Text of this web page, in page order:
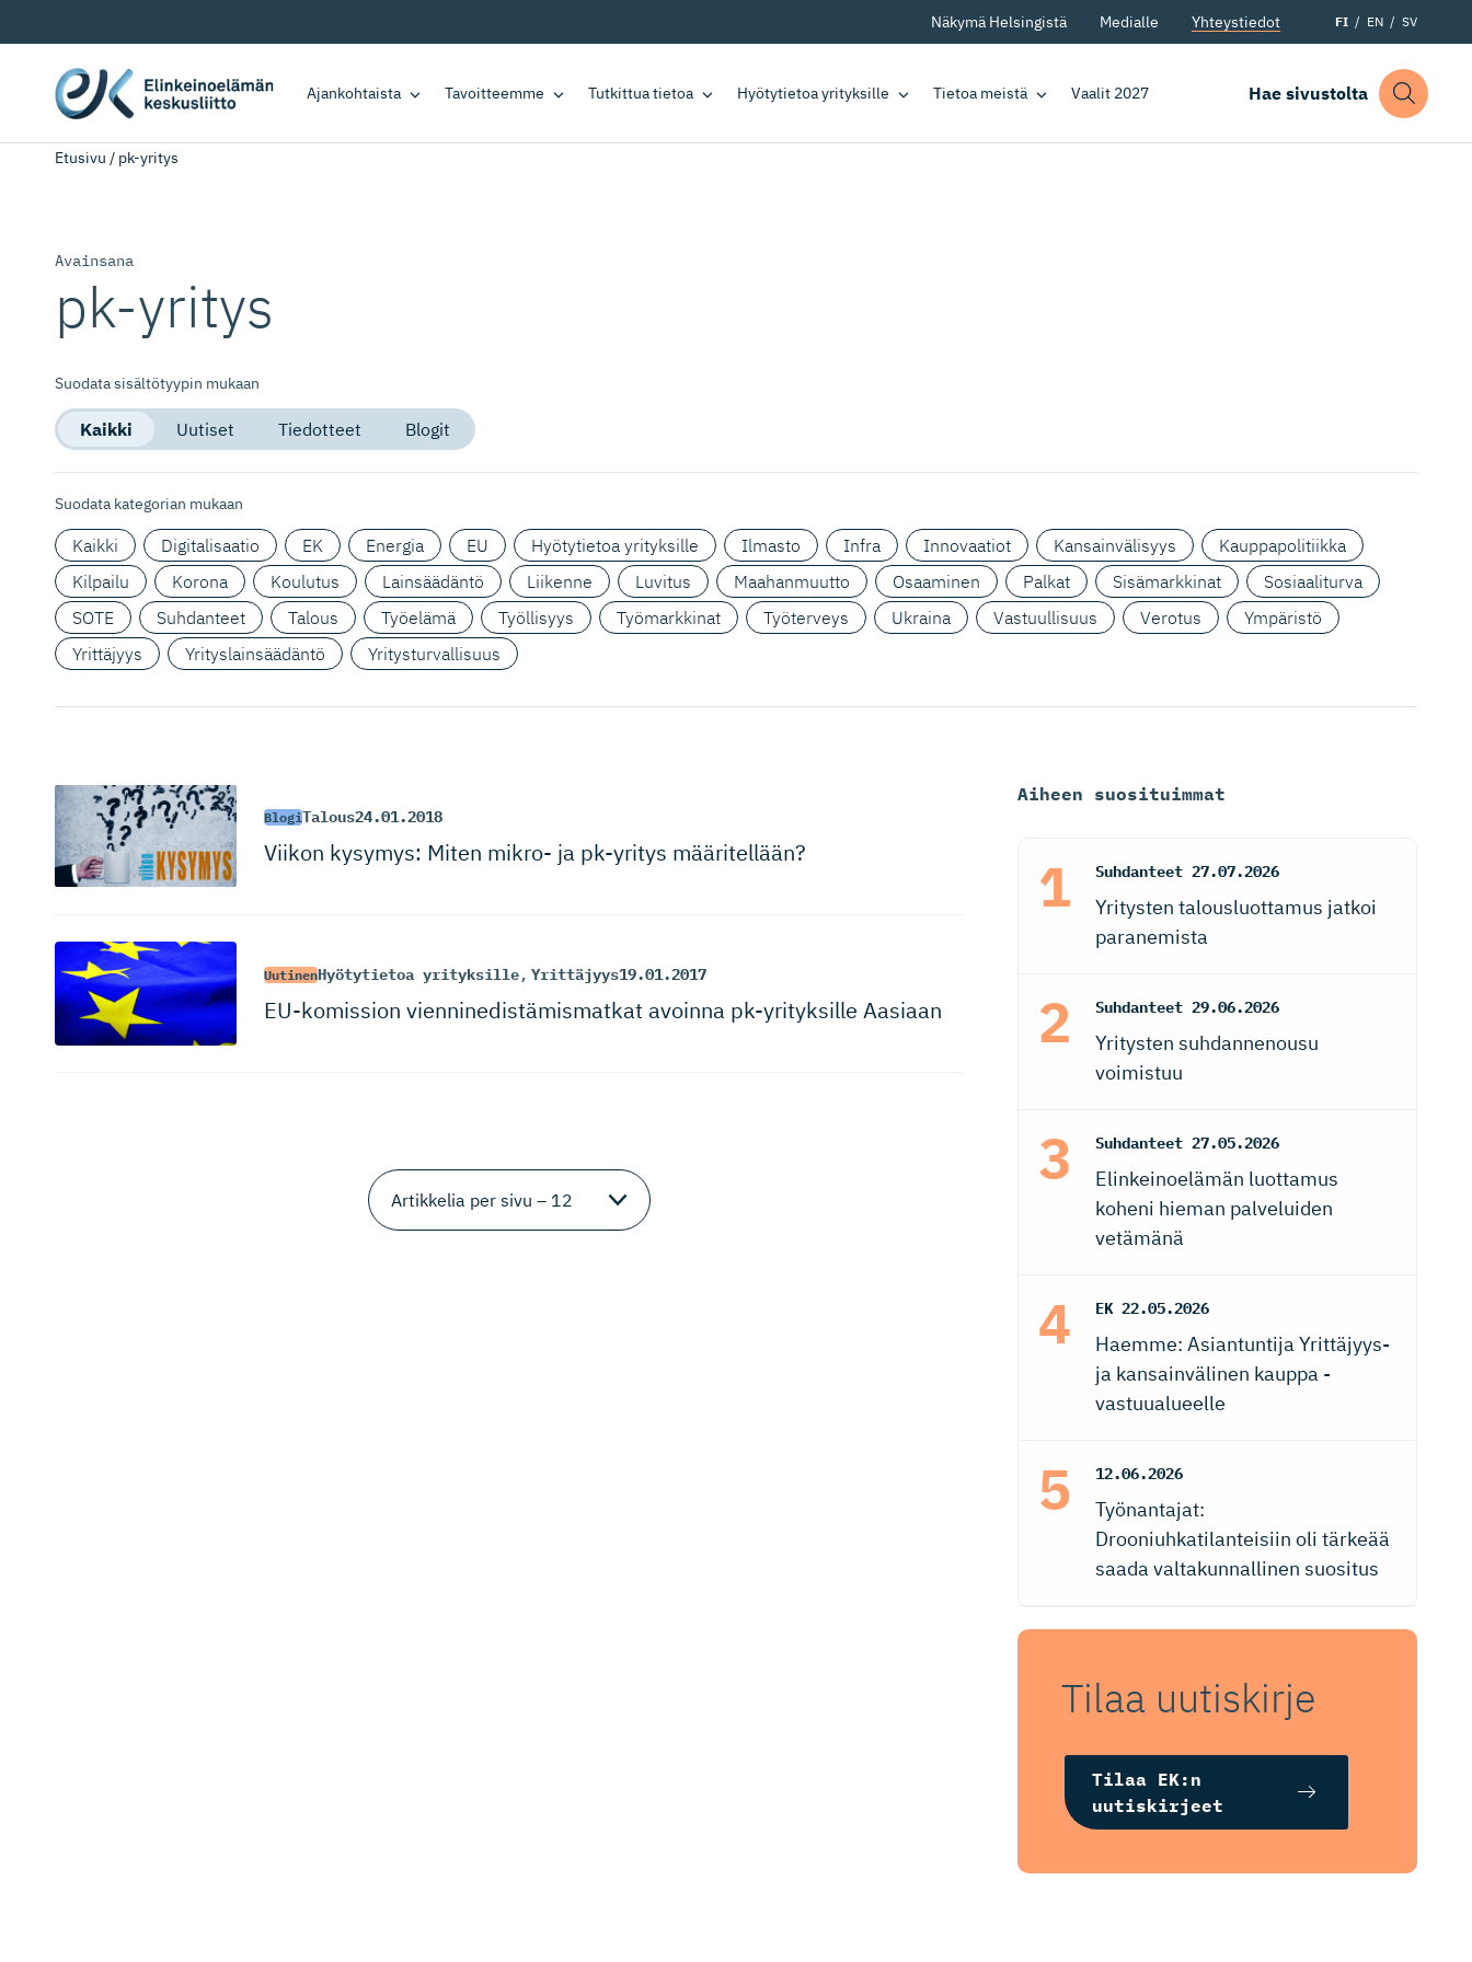
Näkymä Helsingistä Medialle Yhteystiedot FI EN SV
Ajankohtaista Tavoitteemme Tutkittua tietoa Hyötytietoa yrityksille Tietoa meistä Vaalit 2027 Hae sivustolta
Etusivu / pk-yritys
Avainsana
pk-yritys
Suodata sisältötyypin mukaan
Kaikki Uutiset Tiedotteet Blogit
Suodata kategorian mukaan
Kaikki Digitalisaatio EK Energia EU Hyötytietoa yrityksille Ilmasto Infra Innovaatiot Kansainvälisyys
Kauppapolitiikka
Kilpailu
Korona Koulutus Lainsäädäntö Liikenne Luvitus Maahanmuutto Osaaminen Palkat Sisämarkkinat
Sosiaaliturva
SOTE
Suhdanteet Talous Työelämä Työllisyys Työmarkkinat Työterveys Ukraina Vastuullisuus Verotus
Ympäristö
Yrittäjyys
Yrityslainsäädäntö Yritysturvallisuus
BlogiTalous24.01.2018
Viikon kysymys: Miten mikro- ja pk-yritys määritellään?
UutinenHyötytietoa yrityksille, Yrittäjyys19.01.2017
EU-komission vienninedis­tä­mis­matkat avoinna pk-yrityksille Aasiaan
Aiheen suosituimmat
Suhdanteet 27.07.2026
Yritysten talousluottamus jatkoi
paranemista
Suhdanteet 29.06.2026
Yritysten suhdannenousu
voimistuu
Suhdanteet 27.05.2026
Elinkeinoelämän luottamus
koheni hieman palveluiden
vetämänä
EK 22.05.2026
Haemme: Asiantuntija Yrittäjyys-
ja kansainvälinen kauppa -
vastuualueelle
12.06.2026
Työnantajat:
Drooniuhkatilanteisiin oli tärkeää
saada valtakunnallinen suositus
Tilaa uutiskirje
Tilaa EK:n
uutiskirjeet